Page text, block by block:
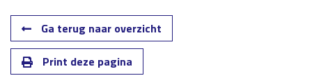
Ga terug naar overzicht
Print deze pagina